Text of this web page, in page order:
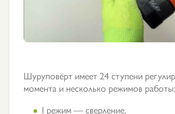
Шуруповёрт имеет 24 ступени
момента и несколько режимов работы:
I режим — сверление,